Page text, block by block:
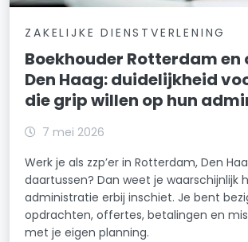
ZAKELIJKE DIENSTVERLENING
Boekhouder Rotterdam
Den Haag: duidelijkheid
die grip willen op hun
7 mei 2026
Werk je als zzp’er in Rotterdam, Den
daartussen? Dan weet je waarschijnlijk
administratie erbij inschiet. Je bent
opdrachten, offertes, betalingen en
met je eigen planning.